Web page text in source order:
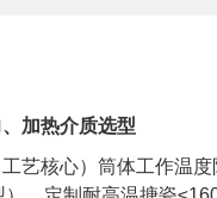
加热介质选型
艺核心）筒体工作温度